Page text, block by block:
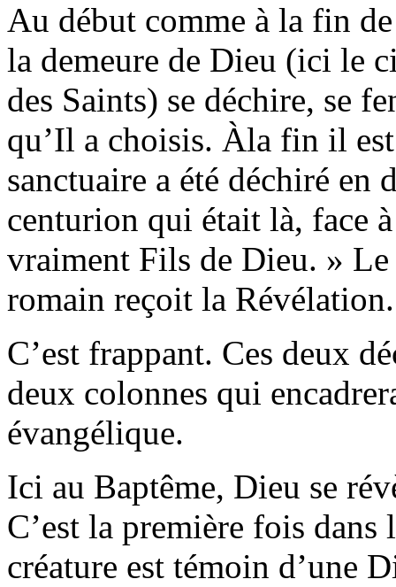
Au début comme à la fin
la demeure de Dieu (ici le
des Saints) se déchire, se
qu’Il a choisis. Àla fin il
sanctuaire a été déchiré en
centurion qui était là, face
vraiment Fils de Dieu. »
romain reçoit la Révélation.
C’est frappant. Ces deux
deux colonnes qui
évangélique.
Ici au Baptême, Dieu se
C’est la première fois
créature est témoin d’une